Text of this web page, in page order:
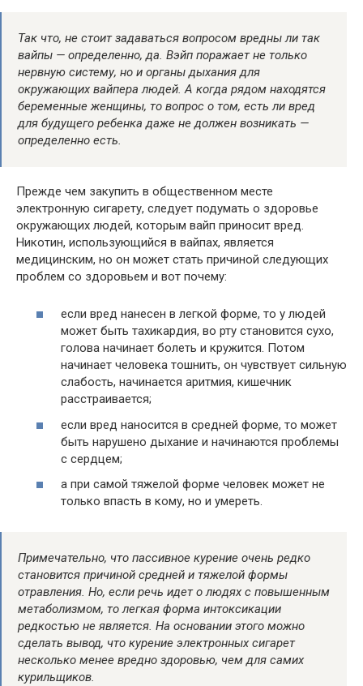
Так что, не стоит задаваться вопросом вредны ли так
вайпы — определенно, да. Вэйп поражает не только
нервную систему, но и органы дыхания для
окружающих вайпера людей. А когда рядом находятся
беременные женщины, то вопрос о том, есть ли вред
для будущего ребенка даже не должен возникать —
определенно есть.
Прежде чем закупить в общественном месте
электронную сигарету, следует подумать о здоровье
окружающих людей, которым вайп приносит вред.
Никотин, использующийся в вайпах, является
медицинским, но он может стать причиной следующих
проблем со здоровьем и вот почему:
если вред нанесен в легкой форме, то у людей
может быть тахикардия, во рту становится сухо,
голова начинает болеть и кружится. Потом
начинает человека тошнить, он чувствует сильную
слабость, начинается аритмия, кишечник
расстраивается;
если вред наносится в средней форме, то может
быть нарушено дыхание и начинаются проблемы
с сердцем;
а при самой тяжелой форме человек может не
только впасть в кому, но и умереть.
Примечательно, что пассивное курение очень редко
становится причиной средней и тяжелой формы
отравления. Но, если речь идет о людях с повышенным
метаболизмом, то легкая форма интоксикации
редкостью не является. На основании этого можно
сделать вывод, что курение электронных сигарет
несколько менее вредно здоровью, чем для самих
курильщиков.